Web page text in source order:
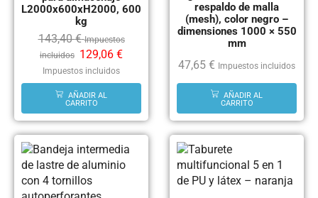
L2000x600xH2000, 600
kg
143,40€ Impuestos
incluidos 129,06 €
Impuestos incluidos
AÑADIR AL
CARRITO
respaldo de malla
(mesh), color negro –
dimensiones 1000 × 550
mm
47,65 € Impuestos incluidos
AÑADIR AL
CARRITO